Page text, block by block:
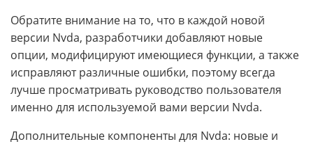
Обратите внимание на то, что в каждой новой
версии Nvda, разработчики добавляют новые
опции, модифицируют имеющиеся функции, а также
исправляют различные ошибки, поэтому всегда
лучше просматривать руководство пользователя
именно для используемой вами версии Nvda.
Дополнительные компоненты для Nvda: новые и